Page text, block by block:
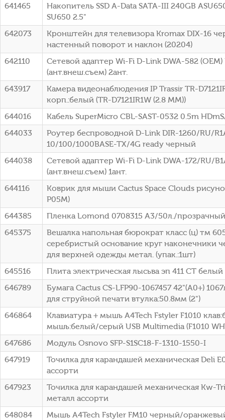
641465
Накопитель SSD A-Data SATA-III 240GB
SU650 2.5"
642073
Кронштейн для телевизора Kromax DIX-16
настенный поворот и наклон (20204)
642110
Сетевой адаптер Wi-Fi D-Link DWA-582 (OEM)
(ант.внеш.съем) 2ант.
643917
Камера видеонаблюдения IP Trassir TR-
корп.:белый (TR-D7121IR1W (2.8 MM))
644016
Кабель SuperMicro CBL-SAST-0532 0.5m
644033
Роутер беспроводной D-Link DIR-1260/RU/
10/100/1000BASE-TX/4G ready черный
644038
Сетевой адаптер Wi-Fi D-Link DWA-172/RU/
(ант.внеш.съем) 1ант.
644116
Коврик для мыши Cactus Space Clouds
P05M)
644385
Пленка Lomond 0708315 A3/50л./
645375
Вешалка напольная бюрократ класс (ц) тм
серебристый основание круг наконечники
для верхней одежды метал. (упак.:1шт)
645516
Плита электрическая лысьва эп 411 СТ белый
646789
Бумага Cactus CS-LFP90-1067457 42"(A0+)
для струйной печати втулка:50.8мм (2")
646864
Клавиатура + мышь A4Tech Fstyler F1010
мышь:белый/серый USB Multimedia (F1010
647686
Модуль Osnovo SFP-S1SC18-F-1310-1550-I
647919
Точилка для карандашей механическая Deli
ассорти
647923
Точилка для карандашей механическая Kw-
металл ассорти
648084
Мышь A4Tech Fstyler FM10 черный/